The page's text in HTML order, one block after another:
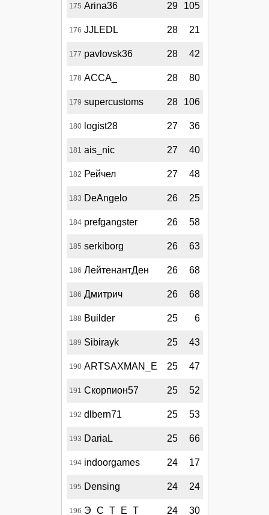
175 Arina36 29 105
176 JJLEDL 28 21
177 pavlovsk36 28 42
178 АССА_ 28 80
179 supercustoms 28 106
180 logist28 27 36
181 ais_nic 27 40
182 Рейчел 27 48
183 DeAngelo 26 25
184 prefgangster 26 58
185 serkiborg 26 63
186 ЛейтенантДен 26 68
186 Дмитрич 26 68
188 Builder 25 6
189 Sibirayk 25 43
190 ARTSAXMAN_E 25 47
191 Скорпион57 25 52
192 dlbern71 25 53
193 DariaL 25 66
194 indoorgames 24 17
195 Densing 24 24
196 Э_С_Т_Е_Т 24 30